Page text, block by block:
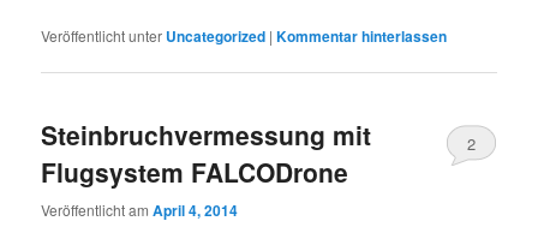
Veröffentlicht unter Uncategorized |Kommentar hinterlassen
Steinbruchvermessung mit
Flugsystem FALCODrone
Veröffentlicht amApril 4, 2014
2